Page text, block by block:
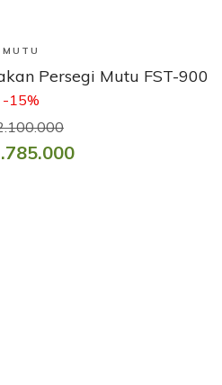
Produk
MUTU
Persegi Mutu FST-900
-15%